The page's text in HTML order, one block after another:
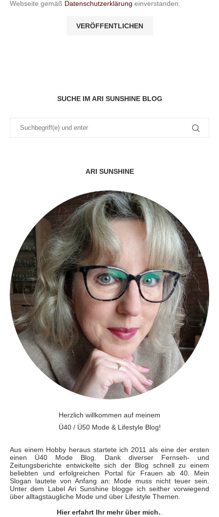
Webseite gemäß Datenschutzerklärung einverstanden.
SUCHE IM ARI SUNSHINE BLOG
ARI SUNSHINE
Herzlich willkommen auf meinem
Ü40 / Ü50 Mode & Lifestyle Blog!
Aus einem Hobby heraus startete ich 2011 als eine der ersten
einen Ü40 Mode Blog. Dank diverser Fernseh- und
Zeitungsberichte entwickelte sich der Blog schnell zu einem
beliebten und erfolgreichen Portal für Frauen ab 40. Mein
Slogan lautete von Anfang an: Mode muss nicht teuer sein.
Unter dem Label Ari Sunshine blogge ich seither vorwiegend
über alltagstaugliche Mode und über Lifestyle Themen.
Hier erfahrt Ihr mehr über mich..